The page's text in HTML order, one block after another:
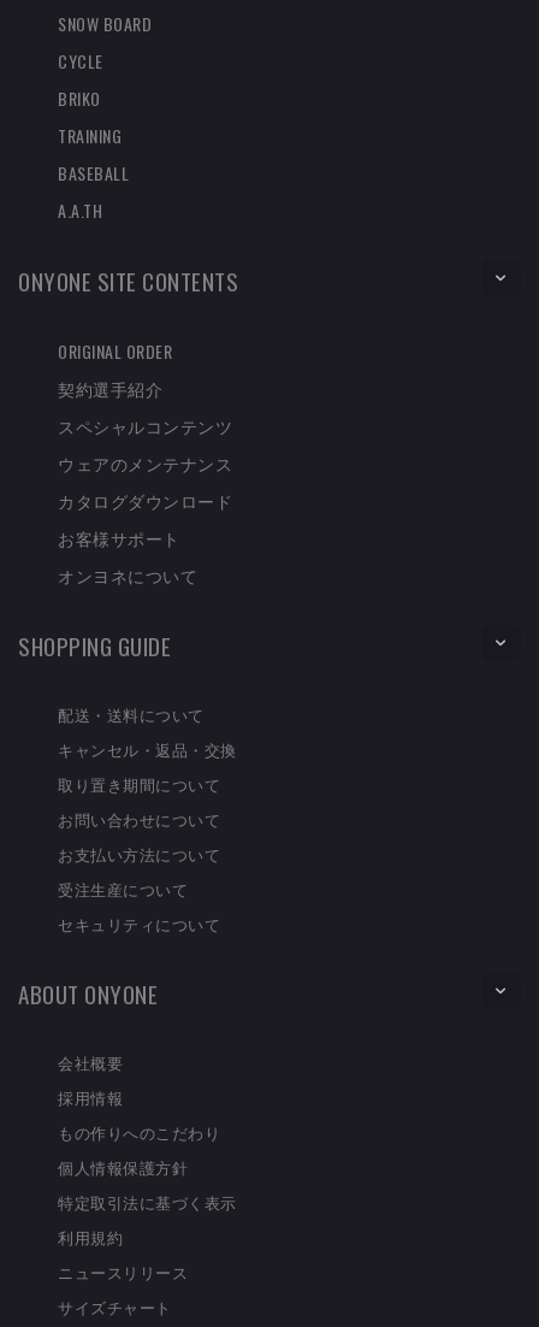
SNOW BOARD
CYCLE
BRIKO
TRAINING
BASEBALL
A.A.TH
ONYONE SITE CONTENTS
ORIGINAL ORDER
契約選手紹介
スペシャルコンテンツ
ウェアのメンテナンス
カタログダウンロード
お客様サポート
オンヨネについて
SHOPPING GUIDE
配送・送料について
キャンセル・返品・交換
取り置き期間について
お問い合わせについて
お支払い方法について
受注生産について
セキュリティについて
ABOUT ONYONE
会社概要
採用情報
もの作りへのこだわり
個人情報保護方針
特定取引法に基づく表示
利用規約
ニュースリリース
サイズチャート